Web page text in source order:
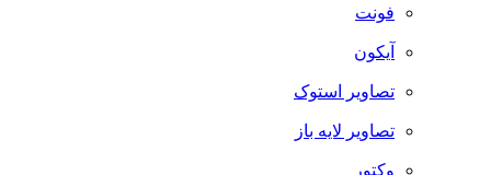
فونت
آیکون
تصاویر استوک
تصاویر لایه باز
وکتور